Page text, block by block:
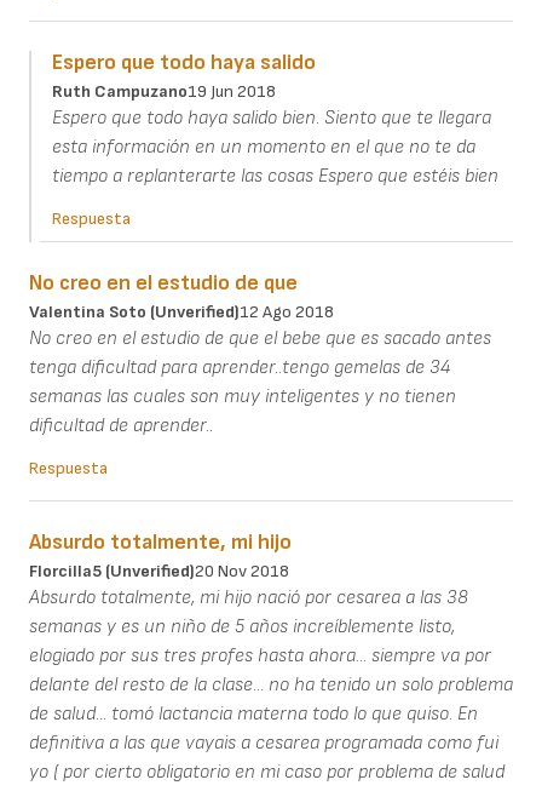
Espero que todo haya salido
Ruth Campuzano19 Jun 2018
Espero que todo haya salido bien. Siento que te llegara
esta información en un momento en el que no te da
tiempo a replanterarte las cosas Espero que estéis bien
Respuesta
No creo en el estudio de que
Valentina Soto (unverified)12 Ago 2018
No creo en el estudio de que el bebe que es sacado antes
tenga dificultad para aprender..tengo gemelas de 34
semanas las cuales son muy inteligentes y no tienen
dificultad de aprender..
Respuesta
Absurdo totalmente, mi hijo
Florcilla5 (unverified)20 Nov 2018
Absurdo totalmente, mi hijo nació por cesarea a las 38
semanas y es un niño de 5 años increíblemente listo,
elogiado por sus tres profes hasta ahora... siempre va por
delante del resto de la clase... no ha tenido un solo problema
de salud... tomó lactancia materna todo lo que quiso. En
definitiva a las que vayais a cesarea programada como fui
yo ( por cierto obligatorio en mi caso por problema de salud